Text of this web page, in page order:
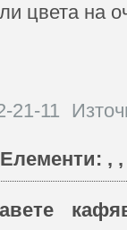
цвета на
21-11
Елементи: , ,